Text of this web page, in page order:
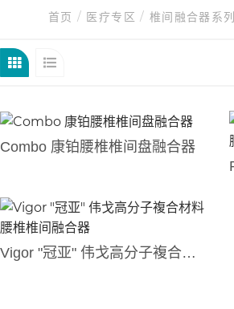
首页 / 医疗专区/ 椎间融合器系列
Combo 康铂腰椎椎间盘融合器
Vigor "冠亚" 伟戈高分子複合材料腰椎椎间融合器